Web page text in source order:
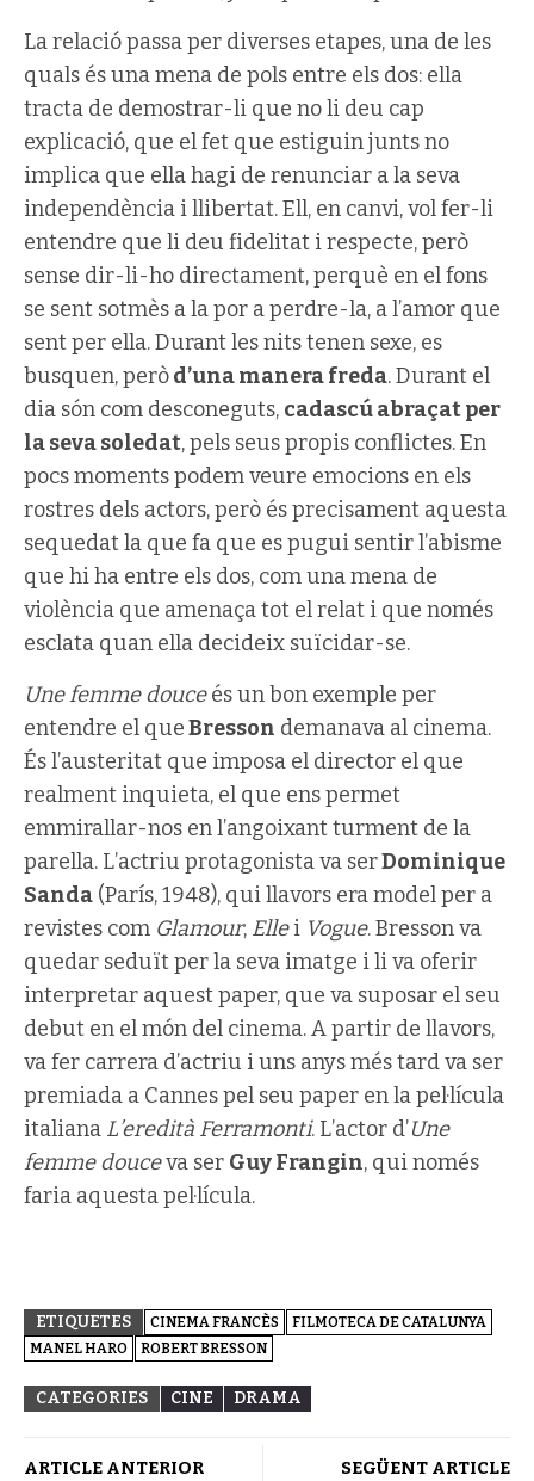
La relació passa per diverses etapes, una de les
quals és una mena de pols entre els dos: ella
tracta de demostrar-li que no li deu cap
explicació, que el fet que estiguin junts no
implica que ella hagi de renunciar a la seva
independència i llibertat. Ell, en canvi, vol fer-li
entendre que li deu fidelitat i respecte, però
sense dir-li-ho directament, perquè en el fons
se sent sotmès a la por a perdre-la, a l’amor que
sent per ella. Durant les nits tenen sexe, es
busquen, peròd’una manera freda. Durant el
dia són com desconeguts, cadascú abraçat per
la seva soledat, pels seus propis conflictes. En
pocs moments podem veure emocions en els
rostres dels actors, però és precisament aquesta
sequedat la que fa que es pugui sentir l’abisme
que hi ha entre els dos, com una mena de
violència que amenaça tot el relat i que només
esclata quan ella decideix suïcidar-se.
Une femme douceés un bon exemple per
entendre el queBresson demanava al cinema.
És l’austeritat que imposa el director el que
realment inquieta, el que ens permet
emmirallar-nos en l’angoixant turment de la
parella. L’actriu protagonista va serDominique
Sanda (París, 1948), qui llavors era model per a
revistes com Glamour, Ellei Vogue. Bresson va
quedar seduït per la seva imatge i li va oferir
interpretar aquest paper, que va suposar el seu
debut en el món del cinema. A partir de llavors,
va fer carrera d’actriu i uns anys més tard va ser
premiada a Cannes pel seu paper en la pel·lícula
italiana L’eredità Ferramonti. L’actor d’Une
femme douceva ser Guy Frangin, qui només
faria aquesta pel·lícula.
ETIQUETES CINEMA FRANCÈS
FILMOTECA DE CATALUNYA
MANEL HARO
ROBERT BRESSON
CATEGORIES CINE DRAMA
ARTICLE ANTERIOR SEGÜENT ARTICLE